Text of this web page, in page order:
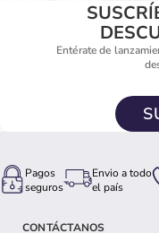
Entérate de
Pagos
seguros
Envio a todo
el país
CONTÁCTANOS